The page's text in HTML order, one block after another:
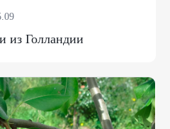
из Голландии